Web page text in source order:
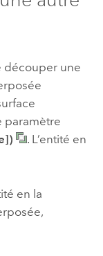
découper une
paramètre
. L’entité en
en la